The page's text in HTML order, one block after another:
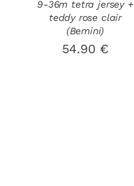
9-36m tetra jersey +
teddy rose clair
(Bemini)
54.90 €